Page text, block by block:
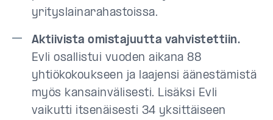
yrityslainarahastoissa.
Aktiivista omistajuutta vahvistettiin.
Evli osallistui vuoden aikana 88
yhtiökokoukseen ja laajensi äänestämistä
myös kansainvälisesti. Lisäksi Evli
vaikutti itsenäisesti 34 yksittäiseen